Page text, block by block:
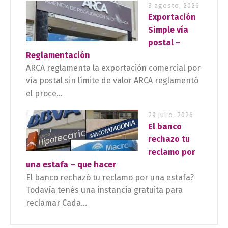
3 agosto, 2026
Exportación
Simple vía
postal –
Reglamentación
ARCA reglamenta la exportación comercial por
vía postal sin límite de valor ARCA reglamentó
el proce...
29 julio, 2026
El banco
rechazo tu
reclamo por
una estafa – que hacer
El banco rechazó tu reclamo por una estafa?
Todavía tenés una instancia gratuita para
reclamar Cada...